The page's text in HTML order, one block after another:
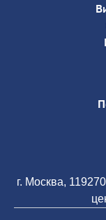
г. Москва,